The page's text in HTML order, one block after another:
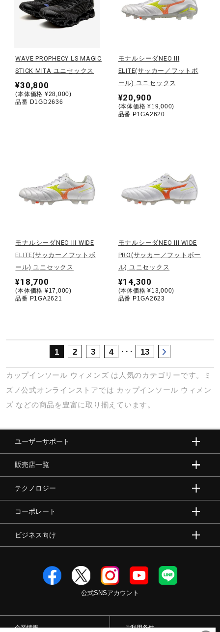
ジュニア／キッズ
コラボ／ライセンス
サポート
取扱店一覧
WAVE PROPHECY LS MAGIC
STICK MITA ユニセックス
¥30,800
(本体価格 ¥28,000)
品番 D1GD2636
モナルシーダNEO III
ELITE(サッカー／フットボ
ール) ユニセックス
¥20,900
(本体価格 ¥19,000)
品番 P1GA2620
モナルシーダNEO III WIDE
ELITE(サッカー／フットボ
ール) ユニセックス
¥18,700
(本体価格 ¥17,000)
品番 P1GA2621
モナルシーダNEO III WIDE
PRO(サッカー／フットボー
ル) ユニセックス
¥14,300
(本体価格 ¥13,000)
品番 P1GA2623
1 2 3 4 ･･･ 13
カップインソール ウィメンズ は人気のカテゴリーです。ミ
ズノ公式オンラインストアでは カップインソール ウィメン
ズ などの商品を豊富に取り揃えています。
ユーザーサポート
販売店一覧
テクノロジー
コーポレート
ビジネス向け
公式SNSアカウント
企業情報 ご利用条件